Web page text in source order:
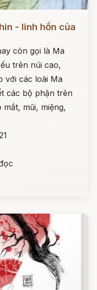
- linh hồn của
còn gọi là Ma
trên núi cao,
với các loài Ma
các bộ phận trên
mũi, miệng,